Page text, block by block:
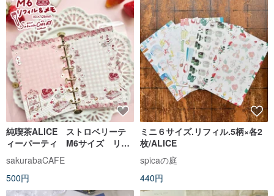
純喫茶ALICE ストロベリーテ
ィーパーティ M6サイズ リフ
ィル
sakurabaCAFE
500円
ミニ６サイズ.リフィル.5柄×各2
枚/ALICE
spicaの庭
440円